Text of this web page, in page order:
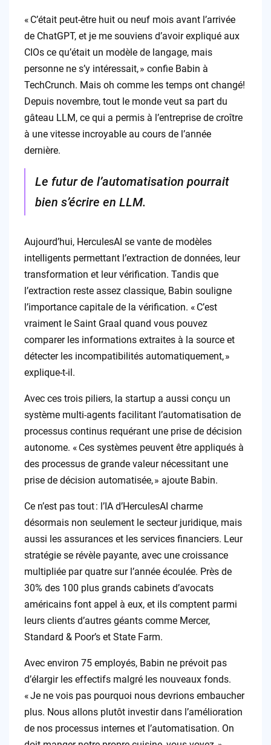
« C’était peut-être huit ou neuf mois avant l’arrivée
de ChatGPT, et je me souviens d’avoir expliqué aux
CIOs ce qu’était un modèle de langage, mais
personne ne s’y intéressait, » confie Babin à
TechCrunch. Mais oh comme les temps ont changé!
Depuis novembre, tout le monde veut sa part du
gâteau LLM, ce qui a permis à l’entreprise de croître
à une vitesse incroyable au cours de l’année
dernière.
Le futur de l’automatisation pourrait
bien s’écrire en LLM.
Aujourd’hui, HerculesAI se vante de modèles
intelligents permettant l’extraction de données, leur
transformation et leur vérification. Tandis que
l’extraction reste assez classique, Babin souligne
l’importance capitale de la vérification. « C’est
vraiment le Saint Graal quand vous pouvez
comparer les informations extraites à la source et
détecter les incompatibilités automatiquement, »
explique-t-il.
Avec ces trois piliers, la startup a aussi conçu un
système multi-agents facilitant l’automatisation de
processus continus requérant une prise de décision
autonome. « Ces systèmes peuvent être appliqués à
des processus de grande valeur nécessitant une
prise de décision automatisée, » ajoute Babin.
Ce n’est pas tout : l’IA d’HerculesAI charme
désormais non seulement le secteur juridique, mais
aussi les assurances et les services financiers. Leur
stratégie se révèle payante, avec une croissance
multipliée par quatre sur l’année écoulée. Près de
30% des 100 plus grands cabinets d’avocats
américains font appel à eux, et ils comptent parmi
leurs clients d’autres géants comme Mercer,
Standard & Poor’s et State Farm.
Avec environ 75 employés, Babin ne prévoit pas
d’élargir les effectifs malgré les nouveaux fonds.
« Je ne vois pas pourquoi nous devrions embaucher
plus. Nous allons plutôt investir dans l’amélioration
de nos processus internes et l’automatisation. On